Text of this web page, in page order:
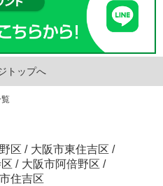
トップへ
区 / 大阪市東住吉区 /
/ 大阪市阿倍野区 /
住吉区